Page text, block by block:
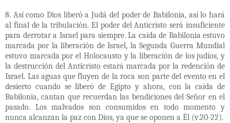
8. Así como Dios liberó a Judá del poder de Babilonia, así lo hará
al final de la tribulación. El poder del Anticristo será insuficiente
para derrotar a Israel para siempre. La caída de Babilonia estuvo
marcada por la liberación de Israel, la Segunda Guerra Mundial
estuvo marcada por el Holocausto y la liberación de los judíos, y
la destrucción del Anticristo estará marcada por la redención de
Israel. Las aguas que fluyen de la roca son parte del evento en el
desierto cuando se liberó de Egipto y ahora, con la caída de
Babilonia, cantan que recuerdan las bendiciones del Señor en el
pasado. Los malvados son consumidos en todo momento y
nunca alcanzan la paz con Dios, ya que se oponen a Él (v.20-22).